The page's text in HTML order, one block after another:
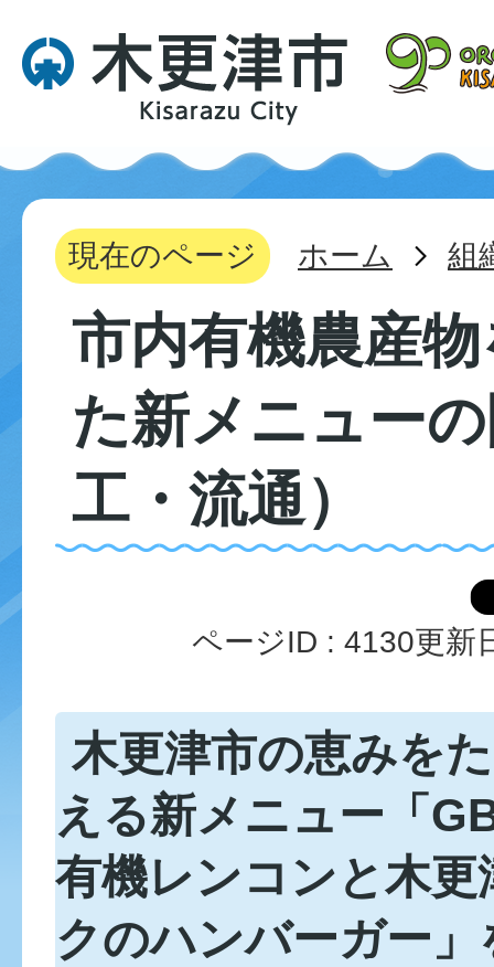
現在のページ ホーム 組
市内有機農産
た新メニュー
工・流通）
ページID : 4130更新
木更津市の恵みを
える新メニュー「
有機レンコンと木更
クのハンバーガー」